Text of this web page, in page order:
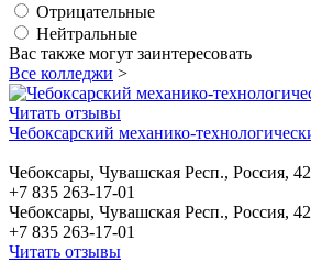
Отрицательные
Нейтральные
Вас также могут заинтересовать
Все колледжи >
Читать отзывы
Чебоксарский механико-
Чебоксары, Чувашская Респ., Россия,
+7 835 263-17-01
Чебоксары, Чувашская Респ., Россия,
+7 835 263-17-01
Читать отзывы